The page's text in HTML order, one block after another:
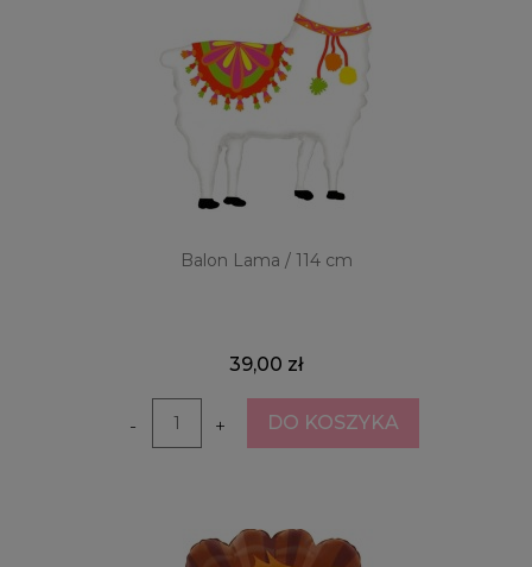
Balon Lama / 114 cm
39,00 zł
- + DO KOSZYKA